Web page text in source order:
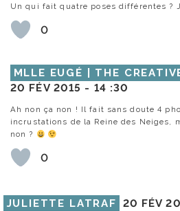
Un qui fait quatre poses différentes ?
0
MLLE EUGÉ | THE
20 FÉV 2015 - 14 :30
Ah non ça non ! Il fait sans doute 4
incrustations de la Reine des Neiges,
non ?
0
JULIETTE LATRAF 20 FÉV